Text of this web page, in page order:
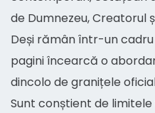
de Dumnezeu, Creatorul
Deși rămân într-un
pagini încearcă o
dincolo de granițele
Sunt conștient de